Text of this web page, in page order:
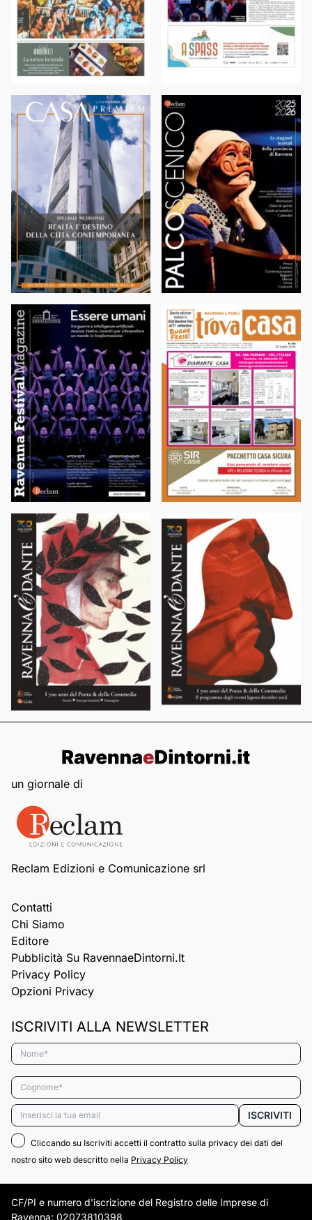
un giornale di
Reclam Edizioni e Comunicazione srl
Contatti
Chi Siamo
Editore
Pubblicità Su RavennaeDintorni.it
Privacy Policy
Opzioni Privacy
ISCRIVITI ALLA NEWSLETTER
Nome*
Cognome*
Email* ISCRIVITI
Cliccando su Iscriviti accetti il contratto sulla privacy dei dati del
nostro sito web descritto nella Privacy Policy
CF/PI e numero d'iscrizione del Registro delle Imprese di
Ravenna: 02073810398